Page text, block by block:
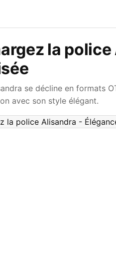
la
se décline en formats
avec son style élégant.